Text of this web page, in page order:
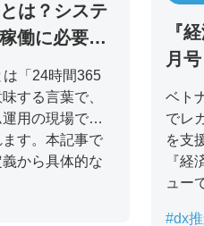
は？システ
働に必要な
・コストを
は「24時間365
する言葉で、
用の現場でよ
す。本記事で
から具体的な
『
月
売
オ
ー
オ
チ
の挑
ベト
でレ
を支
『経
ュー
#dx